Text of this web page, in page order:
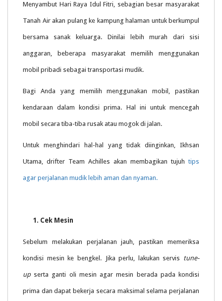
Menyambut Hari Raya Idul Fitri, sebagian besar masyarakat
Tanah Air akan pulang ke kampung halaman untuk berkumpul
bersama sanak keluarga. Dinilai lebih murah dari sisi
anggaran, beberapa masyarakat memilih menggunakan
mobil pribadi sebagai transportasi mudik.
Bagi Anda yang memilih menggunakan mobil, pastikan
kendaraan dalam kondisi prima. Hal ini untuk mencegah
mobil secara tiba-tiba rusak atau mogok di jalan.
Untuk menghindari hal-hal yang tidak diinginkan, Ikhsan
Utama, drifter Team Achilles akan membagikan tujuhtips
agar perjalanan mudik lebih aman dan nyaman.
1. Cek Mesin
Sebelum melakukan perjalanan jauh, pastikan memeriksa
kondisi mesin ke bengkel. Jika perlu, lakukan servis tune-
upserta ganti oli mesin agar mesin berada pada kondisi
prima dan dapat bekerja secara maksimal selama perjalanan